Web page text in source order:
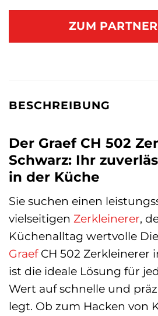
ZUM
BESCHREIBUNG
Der Graef CH 502
Schwarz: Ihr
in der Küche
Sie suchen einen
vielseitigen Zerkleinerer,
Küchenalltag wertvolle
GraefCH 502 Zerkleinerer
ist die ideale Lösung für
Wert auf schnelle und
legt. Ob zum Hacken von